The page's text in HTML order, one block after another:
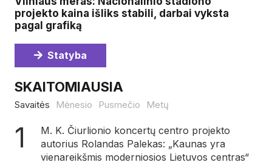
projekto kaina išliks stabili, darbai vyksta
pagal grafiką
Statyba
SKAITOMIAUSIA
Savaitės Mėnesio Pusmečio Metų
M. K. Čiurlionio koncertų centro projekto
autorius Rolandas Palekas: „Kaunas yra
vienareikšmis moderniosios Lietuvos centras“